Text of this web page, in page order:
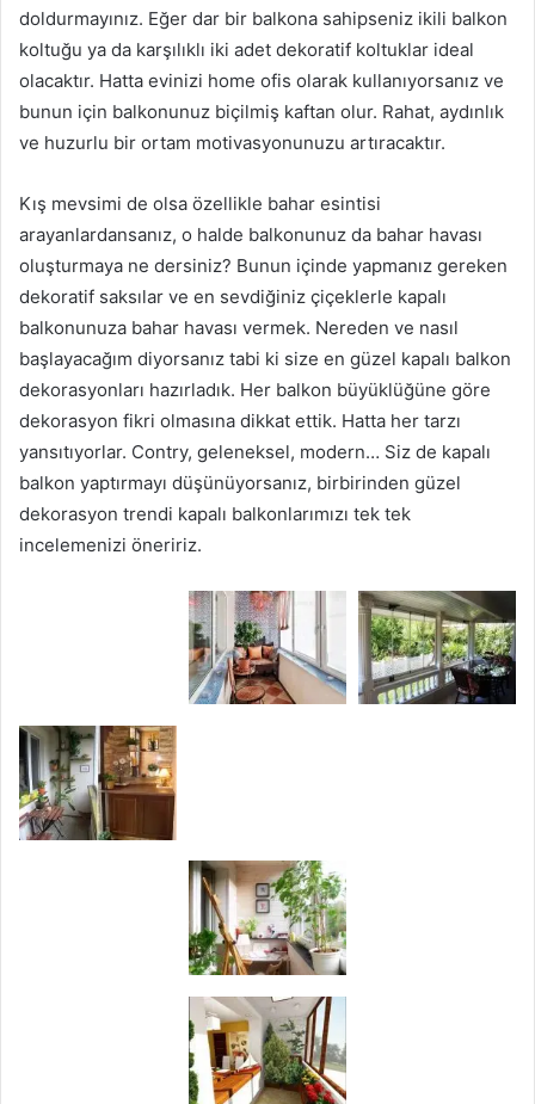
doldurmayınız. Eğer dar bir balkona sahipseniz ikili balkon
koltuğu ya da karşılıklı iki adet dekoratif koltuklar ideal
olacaktır. Hatta evinizi home ofis olarak kullanıyorsanız ve
bunun için balkonunuz biçilmiş kaftan olur. Rahat, aydınlık
ve huzurlu bir ortam motivasyonunuzu artıracaktır.
Kış mevsimi de olsa özellikle bahar esintisi
arayanlardansanız, o halde balkonunuz da bahar havası
oluşturmaya ne dersiniz? Bunun içinde yapmanız gereken
dekoratif saksılar ve en sevdiğiniz çiçeklerle kapalı
balkonunuza bahar havası vermek. Nereden ve nasıl
başlayacağım diyorsanız tabi ki size en güzel kapalı balkon
dekorasyonları hazırladık. Her balkon büyüklüğüne göre
dekorasyon fikri olmasına dikkat ettik. Hatta her tarzı
yansıtıyorlar. Contry, geleneksel, modern… Siz de kapalı
balkon yaptırmayı düşünüyorsanız, birbirinden güzel
dekorasyon trendi kapalı balkonlarımızı tek tek
incelemenizi öneririz.